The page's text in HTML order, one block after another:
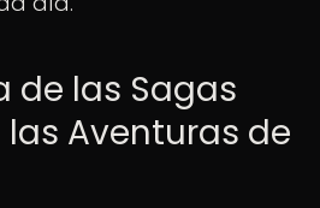
de las Sagas
Aventuras de